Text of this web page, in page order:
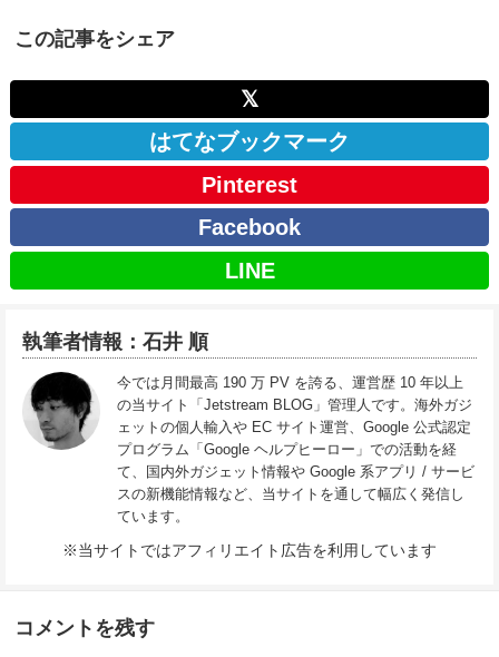
この記事をシェア
𝕏
はてなブックマーク
Pinterest
Facebook
LINE
執筆者情報：石井 順
今では月間最高 190 万 PV を誇る、運営歴 10 年以上
の当サイト「Jetstream BLOG」管理人です。海外ガジ
ェットの個人輸入や EC サイト運営、Google 公式認定
プログラム「Google ヘルプヒーロー」での活動を経
て、国内外ガジェット情報や Google 系アプリ / サービ
スの新機能情報など、当サイトを通して幅広く発信し
ています。
※当サイトではアフィリエイト広告を利用しています
コメントを残す